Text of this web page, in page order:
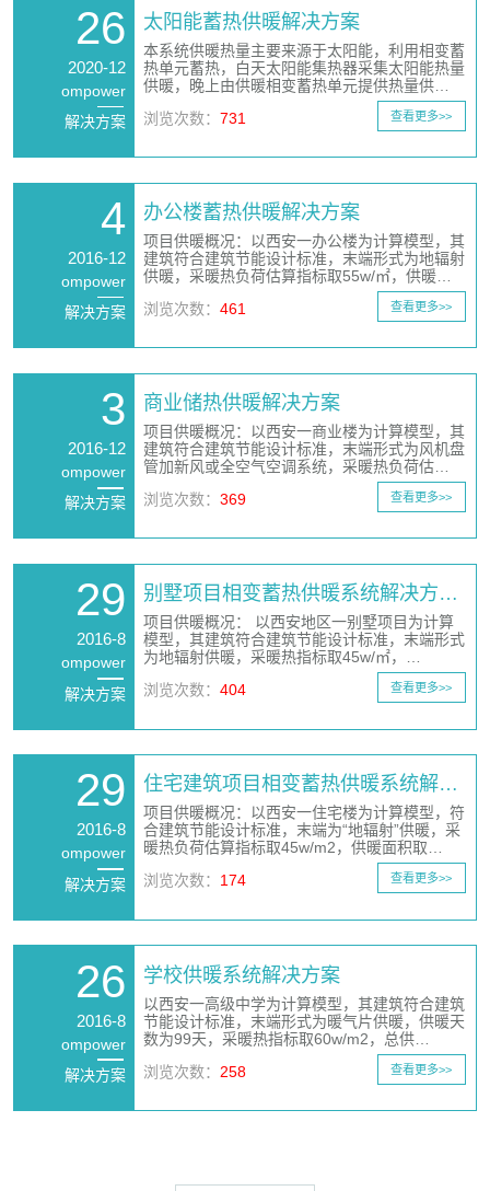
26
2020-12
ompower
解决方案
太阳能蓄热供暖解决方案
本系统供暖热量主要来源于太阳能，利用相变蓄
热单元蓄热，白天太阳能集热器采集太阳能热量
供暖，晚上由供暖相变蓄热单元提供热量供…
浏览次数：731 查看更多>>
4
2016-12
ompower
解决方案
办公楼蓄热供暖解决方案
项目供暖概况：以西安一办公楼为计算模型，其
建筑符合建筑节能设计标准，末端形式为地辐射
供暖，采暖热负荷估算指标取55w/㎡，供暖…
浏览次数：461 查看更多>>
3
2016-12
ompower
解决方案
商业储热供暖解决方案
项目供暖概况：以西安一商业楼为计算模型，其
建筑符合建筑节能设计标准，末端形式为风机盘
管加新风或全空气空调系统，采暖热负荷估…
浏览次数：369 查看更多>>
29
2016-8
ompower
解决方案
别墅项目相变蓄热供暖系统解决方…
项目供暖概况： 以西安地区一别墅项目为计算
模型，其建筑符合建筑节能设计标准，末端形式
为地辐射供暖，采暖热指标取45w/㎡，…
浏览次数：404 查看更多>>
29
2016-8
ompower
解决方案
住宅建筑项目相变蓄热供暖系统解…
项目供暖概况：以西安一住宅楼为计算模型，符
合建筑节能设计标准，末端为“地辐射”供暖，采
暖热负荷估算指标取45w/m2，供暖面积取…
浏览次数： 174 查看更多>>
26
2016-8
ompower
解决方案
学校供暖系统解决方案
以西安一高级中学为计算模型，其建筑符合建筑
节能设计标准，末端形式为暖气片供暖，供暖天
数为99天，采暖热指标取60w/m2，总供…
浏览次数： 258 查看更多>>